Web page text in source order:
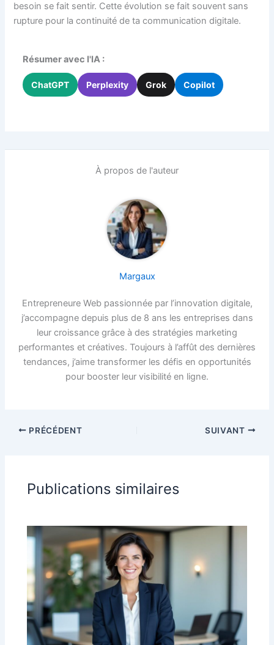
besoin se fait sentir. Cette évolution se fait souvent sans
rupture pour la continuité de ta communication digitale.
Résumer avec l'IA :
ChatGPT Perplexity Grok Copilot
À propos de l'auteur
Margaux
Entrepreneure Web passionnée par l’innovation digitale,
j’accompagne depuis plus de 8 ans les entreprises dans
leur croissance grâce à des stratégies marketing
performantes et créatives. Toujours à l’affût des dernières
tendances, j’aime transformer les défis en opportunités
pour booster leur visibilité en ligne.
PRÉCÉDENT SUIVANT
Publications similaires